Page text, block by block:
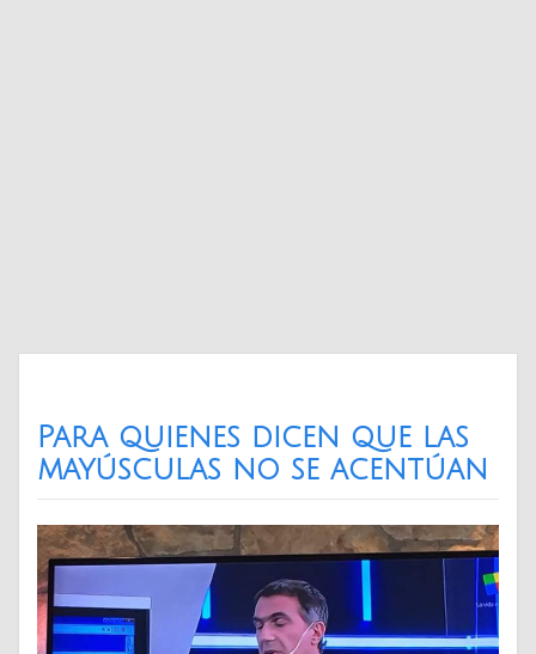
Para quienes dicen que las
mayúsculas no se acentúan